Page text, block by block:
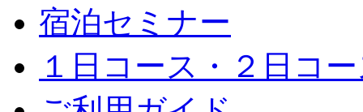
宿泊セミナー
１日コース・２日コ